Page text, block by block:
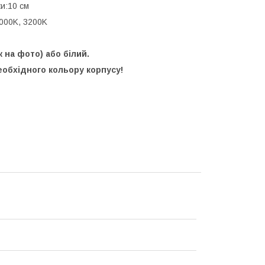
см
3200K
на фото) або білий.
кольору корпусу!